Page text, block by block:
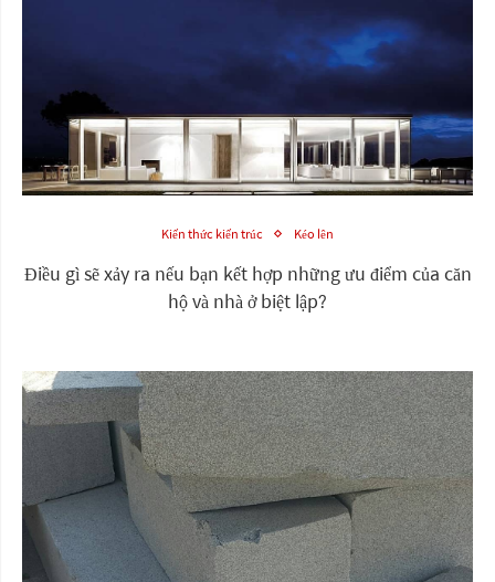
Kiến thức kiến trúc Kéo lên
Điều gì sẽ xảy ra nếu bạn kết hợp những ưu điểm của căn
hộ và nhà ở biệt lập?